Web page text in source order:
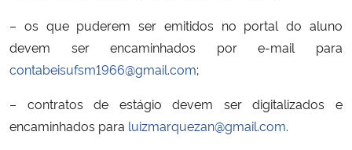
– os que puderem ser emitidos no portal do aluno
devem ser encaminhados por e-mail para
contabeisufsm1966@gmail.com;
– contratos de estágio devem ser digitalizados e
encaminhados para luizmarquezan@gmail.com.